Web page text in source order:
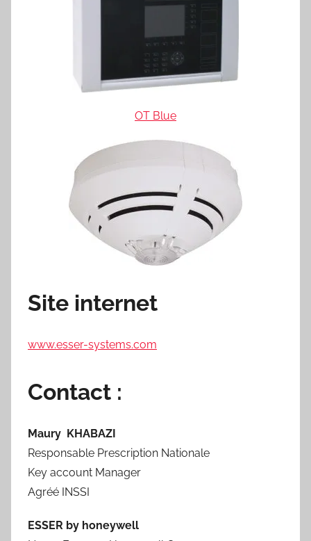
OT Blue
Site internet
www.esser-systems.com
Contact :
Maury KHABAZI
Responsable Prescription Nationale
Key account Manager
Agréé INSSI
ESSER by honeywell